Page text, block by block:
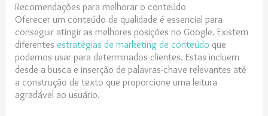
Recomendações para melhorar o conteúdo
Oferecer um conteúdo de qualidade é essencial para
conseguir atingir as melhores posições no Google. Existem
diferentesestratégias de marketing de conteúdo que
podemos usar para determinados clientes. Estas incluem
desde a busca e inserção de palavras-chave relevantes até
a construção de texto que proporcione uma leitura
agradável ao usuário.